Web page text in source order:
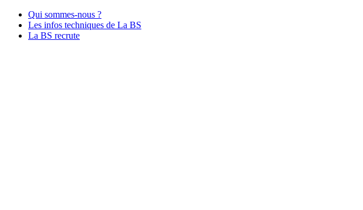
Qui sommes-nous ?
Les infos techniques de La BS
La BS recrute